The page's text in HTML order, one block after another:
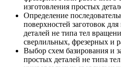
изготовления простых
Определение
поверхностей заготовок
деталей не типа тел
сверлильных, фрезерных и
Выбор схем базирования и
простых деталей не типа